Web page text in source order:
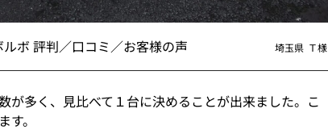
ボ 評判／口コミ／お客様の声 埼玉県 Ｔ様
が多く、見比べて１台に決めることが出来ました。こ
。